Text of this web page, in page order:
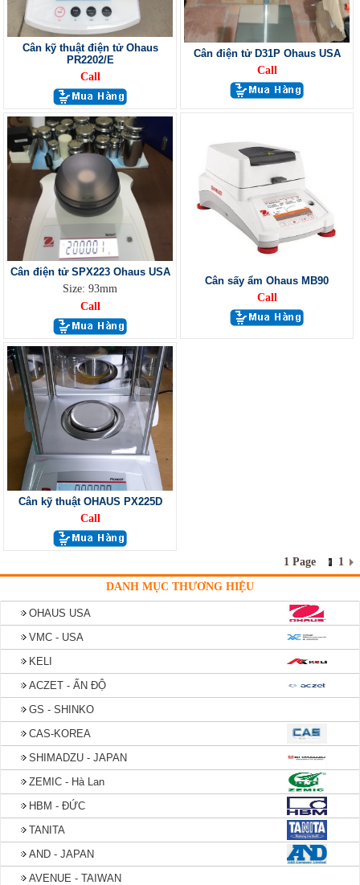
Cân kỹ thuật điện tử Ohaus
PR2202/E
Call
Cân điện tử D31P Ohaus USA
Call
Cân điện tử SPX223 Ohaus USA
Size: 93mm
Call
Cân sấy ẩm Ohaus MB90
Call
Cân kỹ thuật OHAUS PX225D
Call
1 Page 1
DANH MỤC THƯƠNG HIỆU
OHAUS USA
VMC - USA
KELI
ACZET - ẤN ĐỘ
GS - SHINKO
CAS-KOREA
SHIMADZU - JAPAN
ZEMIC - Hà Lan
HBM - ĐỨC
TANITA
AND - JAPAN
AVENUE - TAIWAN